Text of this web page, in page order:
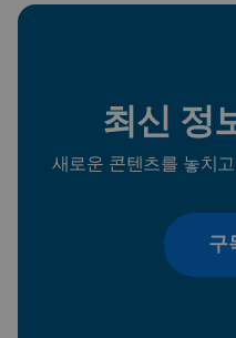
최신 정
새로운 콘텐츠를 놓치
구